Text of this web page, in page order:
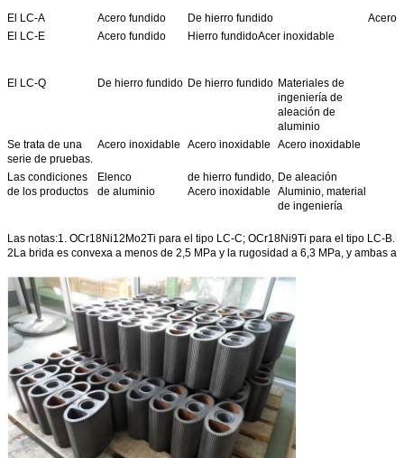
El LC-A Acero fundido De hierro fundido
Acero
El LC-E
Acero fundido Hierro fundidoAcer inoxidable
El LC-Q De hierro fundido De hierro fundido Materiales de
ingeniería de
aleación de
aluminio
Se trata de una
serie de pruebas.
Acero inoxidable Acero inoxidable Acero inoxidable
Las condiciones
de los productos
Elenco
de aluminio
de hierro fundido,
Acero inoxidable
De aleación
Aluminio, material
de ingeniería
Las notas:1. OCr18Ni12Mo2Ti para el tipo LC-C; OCr18Ni9Ti para el tipo LC-B.
2La brida es convexa a menos de 2,5 MPa y la rugosidad a 6,3 MPa, y ambas a